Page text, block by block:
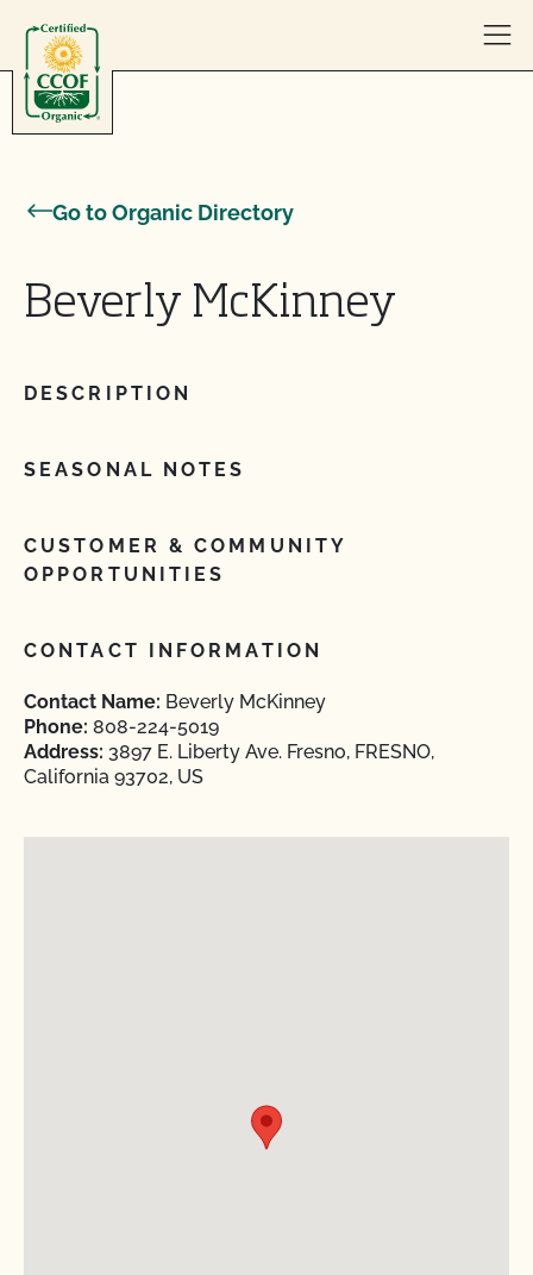
Go to Organic Directory
Beverly McKinney
DESCRIPTION
SEASONAL NOTES
CUSTOMER & COMMUNITY
OPPORTUNITIES
CONTACT INFORMATION
Contact Name: Beverly McKinney
Phone: 808-224-5019
Address: 3897 E. Liberty Ave. Fresno, FRESNO,
California 93702, US